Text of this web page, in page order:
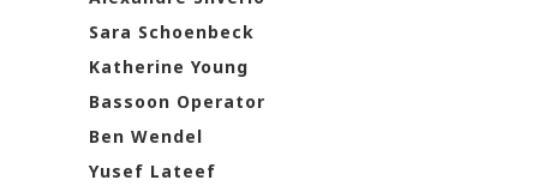
Sara Schoenbeck
Katherine Young
Bassoon Operator
Ben Wendel
Yusef Lateef